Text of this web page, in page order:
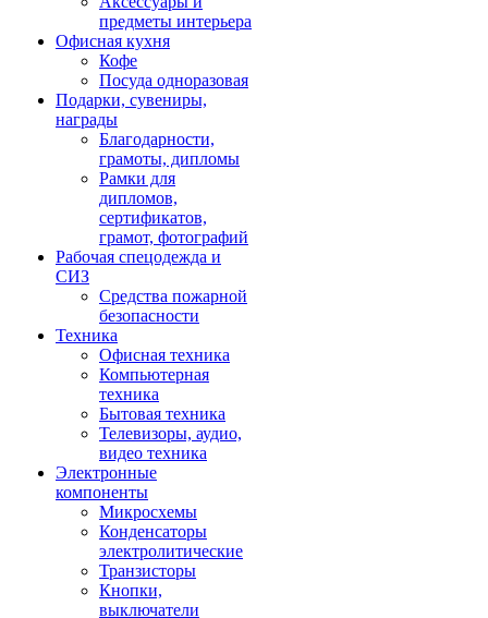
предметы интерьера
Офисная кухня
Кофе
Посуда одноразовая
Подарки, сувениры,
награды
Благодарности,
грамоты, дипломы
Рамки для
дипломов,
сертификатов,
грамот, фотографий
Рабочая спецодежда и
СИЗ
Средства пожарной
безопасности
Техника
Офисная техника
Компьютерная
техника
Бытовая техника
Телевизоры, аудио,
видео техника
Электронные
компоненты
Микросхемы
Конденсаторы
электролитические
Транзисторы
Кнопки,
выключатели